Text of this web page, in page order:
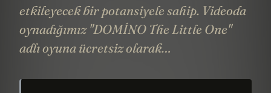
etkileyecek bir potansiyele sahip. Videoda
oynadığımız "DOMİNO The Little One"
adlı oyuna ücretsiz olarak…